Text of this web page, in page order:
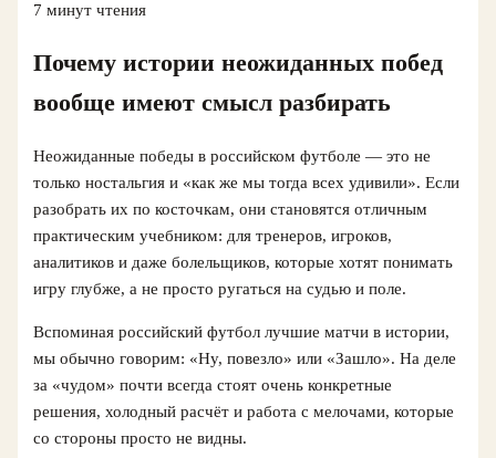
7 минут чтения
Почему истории неожиданных побед
вообще имеют смысл разбирать
Неожиданные победы в российском футболе — это не
только ностальгия и «как же мы тогда всех удивили». Если
разобрать их по косточкам, они становятся отличным
практическим учебником: для тренеров, игроков,
аналитиков и даже болельщиков, которые хотят понимать
игру глубже, а не просто ругаться на судью и поле.
Вспоминая российский футбол лучшие матчи в истории,
мы обычно говорим: «Ну, повезло» или «Зашло». На деле
за «чудом» почти всегда стоят очень конкретные
решения, холодный расчёт и работа с мелочами, которые
со стороны просто не видны.